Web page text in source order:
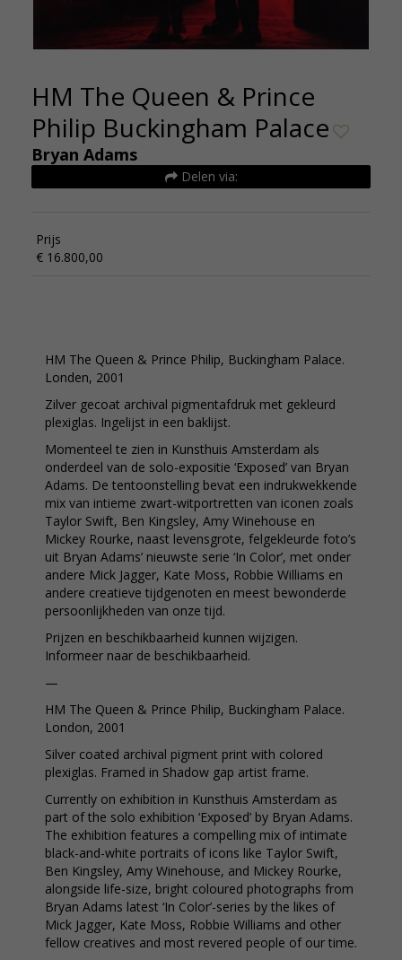
HM The Queen & Prince
Philip Buckingham Palace
Bryan Adams
Delen via:
Prijs
€ 16.800,00
HM The Queen & Prince Philip, Buckingham Palace.
Londen, 2001
Zilver gecoat archival pigmentafdruk met gekleurd
plexiglas. Ingelijst in een baklijst.
Momenteel te zien in Kunsthuis Amsterdam als
onderdeel van de solo-expositie ‘Exposed’ van Bryan
Adams. De tentoonstelling bevat een indrukwekkende
mix van intieme zwart-witportretten van iconen zoals
Taylor Swift, Ben Kingsley, Amy Winehouse en
Mickey Rourke, naast levensgrote, felgekleurde foto’s
uit Bryan Adams’ nieuwste serie ‘In Color’, met onder
andere Mick Jagger, Kate Moss, Robbie Williams en
andere creatieve tijdgenoten en meest bewonderde
persoonlijkheden van onze tijd.
Prijzen en beschikbaarheid kunnen wijzigen.
Informeer naar de beschikbaarheid.
—
HM The Queen & Prince Philip, Buckingham Palace.
London, 2001
Silver coated archival pigment print with colored
plexiglas. Framed in Shadow gap artist frame.
Currently on exhibition in Kunsthuis Amsterdam as
part of the solo exhibition ‘Exposed’ by Bryan Adams.
The exhibition features a compelling mix of intimate
black-and-white portraits of icons like Taylor Swift,
Ben Kingsley, Amy Winehouse, and Mickey Rourke,
alongside life-size, bright coloured photographs from
Bryan Adams latest ‘In Color’-series by the likes of
Mick Jagger, Kate Moss, Robbie Williams and other
fellow creatives and most revered people of our time.